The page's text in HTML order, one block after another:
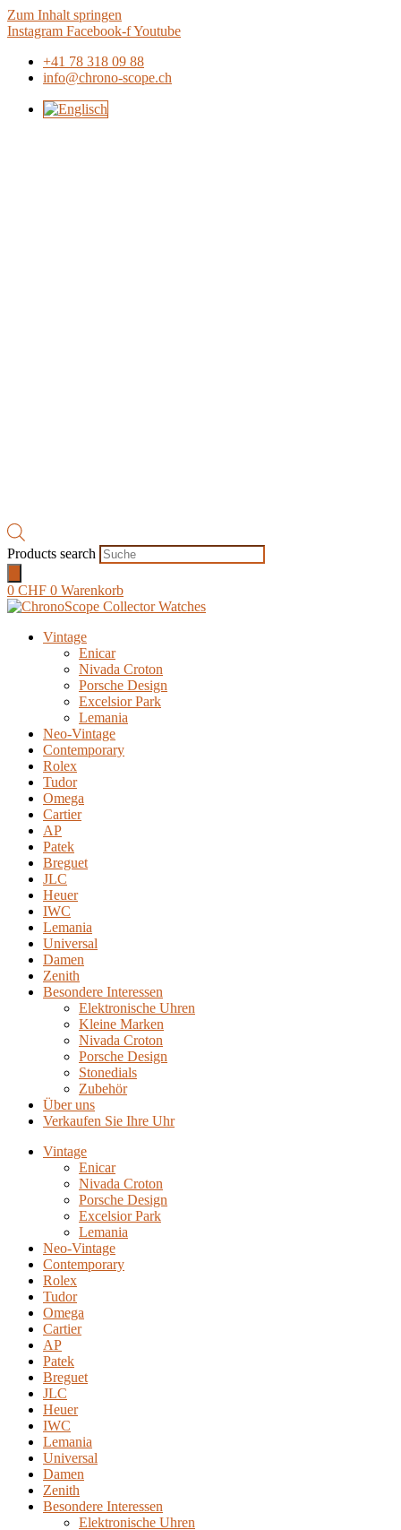
Zum Inhalt springen
Instagram Facebook-fYoutube
+41 78 318 09 88
info@chrono-scope.ch
Products search
0 CHF 0 Warenkorb
Vintage
Enicar
Nivada Croton
Porsche Design
Excelsior Park
Lemania
Neo-Vintage
Contemporary
Rolex
Tudor
Omega
Cartier
AP
Patek
Breguet
JLC
Heuer
IWC
Lemania
Universal
Damen
Zenith
Besondere Interessen
Elektronische Uhren
Kleine Marken
Nivada Croton
Porsche Design
Stonedials
Zubehör
Über uns
Verkaufen Sie Ihre Uhr
Vintage
Enicar
Nivada Croton
Porsche Design
Excelsior Park
Lemania
Neo-Vintage
Contemporary
Rolex
Tudor
Omega
Cartier
AP
Patek
Breguet
JLC
Heuer
IWC
Lemania
Universal
Damen
Zenith
Besondere Interessen
Elektronische Uhren